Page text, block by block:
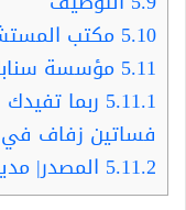
5.10 مكتب
5.11 مؤسسة
5.11.1
فساتين زفاف في
5.11.2 المصدر|